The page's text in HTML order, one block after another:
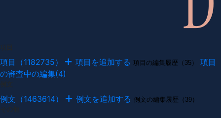
項目（1182735） 項目を追加する 項目の編集履歴（35）
項目
の審査中の編集(4)
例文（1463614） 例文を追加する 例文の編集履歴（39）